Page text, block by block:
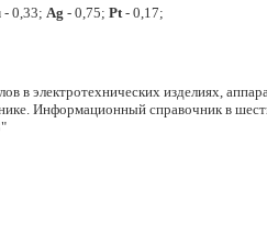
- 0,33; Ag - 0,75; Pt- 0,17;
в электротехнических изделиях,
Информационный справочник в